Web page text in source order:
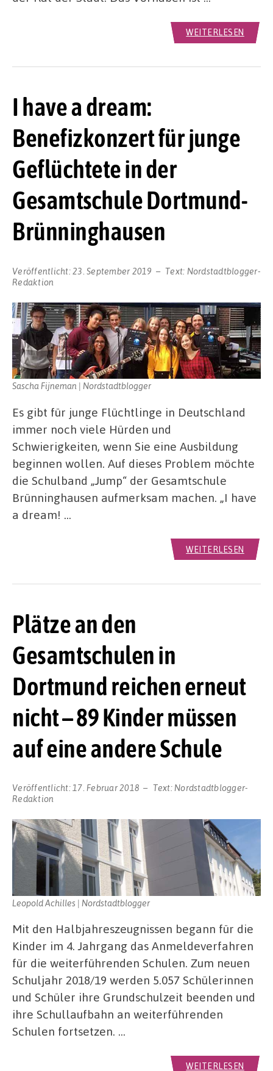
WEITERLESEN
I have a dream:
Benefizkonzert für junge
Geflüchtete in der
Gesamtschule Dortmund-
Brünninghausen
Veröffentlicht:23. September 2019 Text: Nordstadtblogger-
Redaktion
Sascha Fijneman | Nordstadtblogger
Es gibt für junge Flüchtlinge in Deutschland
immer noch viele Hürden und
Schwierigkeiten, wenn Sie eine Ausbildung
beginnen wollen. Auf dieses Problem möchte
die Schulband „Jump“ der Gesamtschule
Brünninghausen aufmerksam machen. „I have
a dream! …
WEITERLESEN
Plätze an den
Gesamtschulen in
Dortmund reichen erneut
nicht – 89 Kinder müssen
auf eine andere Schule
Veröffentlicht: 17. Februar 2018 Text: Nordstadtblogger-
Redaktion
Leopold Achilles | Nordstadtblogger
Mit den Halbjahreszeugnissen begann für die
Kinder im 4. Jahrgang das Anmeldeverfahren
für die weiterführenden Schulen. Zum neuen
Schuljahr 2018/19 werden 5.057 Schülerinnen
und Schüler ihre Grundschulzeit beenden und
ihre Schullaufbahn an weiterführenden
Schulen fortsetzen. …
WEITERLESEN